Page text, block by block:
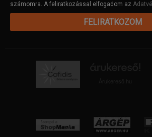
számomra. A feliratkozással elfogadom az
FELIRATKOZOM